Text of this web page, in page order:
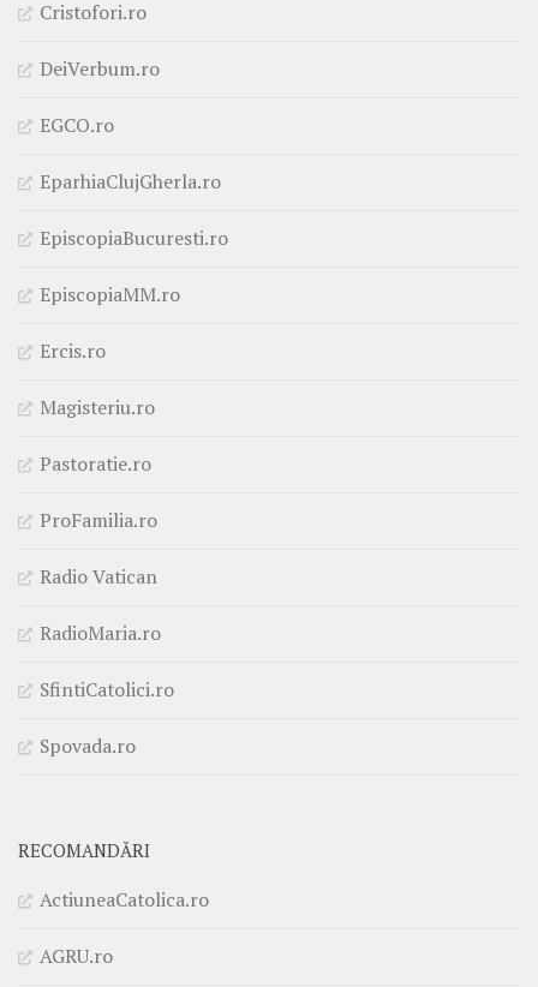
Cristofori.ro
DeiVerbum.ro
EGCO.ro
EparhiaClujGherla.ro
EpiscopiaBucuresti.ro
EpiscopiaMM.ro
Ercis.ro
Magisteriu.ro
Pastoratie.ro
ProFamilia.ro
Radio Vatican
RadioMaria.ro
SfintiCatolici.ro
Spovada.ro
RECOMANDĂRI
ActiuneaCatolica.ro
AGRU.ro